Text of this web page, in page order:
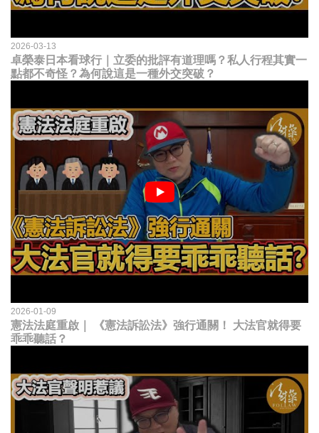
2026-03-13
卓榮泰日本看球行｜立委的批評有道理嗎？私人行程其實一
點都不奇怪？為何說這是一種外交突破？
2026-01-09
憲法法庭重啟｜ 《憲法訴訟法》強行通關！ 大法官就得要
乖乖聽話？